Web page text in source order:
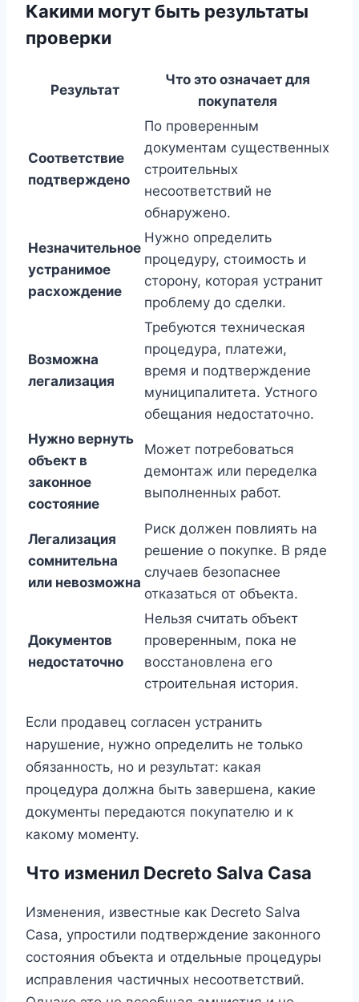
Какими могут быть результаты
проверки
Результат
Что это означает для
покупателя
Соответствие
подтверждено
По проверенным
документам существенных
строительных
несоответствий не
обнаружено.
Незначительное
устранимое
расхождение
Нужно определить
процедуру, стоимость и
сторону, которая устранит
проблему до сделки.
Возможна
легализация
Требуются техническая
процедура, платежи,
время и подтверждение
муниципалитета. Устного
обещания недостаточно.
Нужно вернуть
объект в
законное
состояние
Может потребоваться
демонтаж или переделка
выполненных работ.
Легализация
сомнительна
или невозможна
Риск должен повлиять на
решение о покупке. В ряде
случаев безопаснее
отказаться от объекта.
Документов
недостаточно
Нельзя считать объект
проверенным, пока не
восстановлена его
строительная история.
Если продавец согласен устранить
нарушение, нужно определить не только
обязанность, но и результат: какая
процедура должна быть завершена, какие
документы передаются покупателю и к
какому моменту.
Что изменил Decreto Salva Casa
Изменения, известные как Decreto Salva
Casa, упростили подтверждение законного
состояния объекта и отдельные процедуры
исправления частичных несоответствий.